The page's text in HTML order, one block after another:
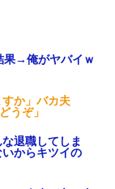
果→俺がヤバイｗ
か」バカ夫
うぞ」
退職してしま
からキツイの